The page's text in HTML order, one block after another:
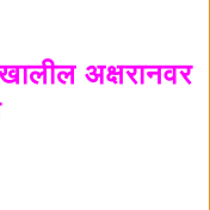
अक्षरानवर